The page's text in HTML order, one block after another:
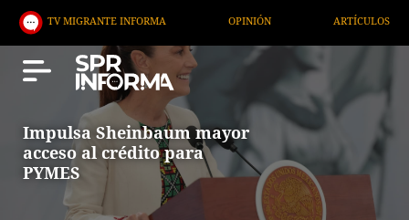
MIGRANTE INFORMA
Impulsa Sheinbaum mayor
acceso al crédito para
PYMES